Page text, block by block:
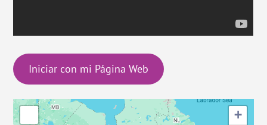
Iniciar con mi Página Web
+